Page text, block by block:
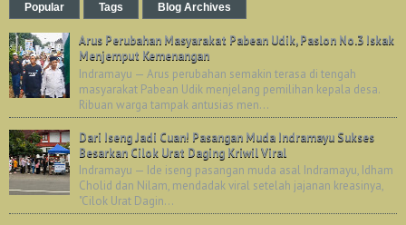
Popular Tags Blog Archives
Arus Perubahan Masyarakat Pabean Udik, Paslon No.3 Iskak
Menjemput Kemenangan
Indramayu — Arus perubahan semakin terasa di tengah
masyarakat Pabean Udik menjelang pemilihan kepala desa.
Ribuan warga tampak antusias men...
Dari Iseng Jadi Cuan! Pasangan Muda Indramayu Sukses
Besarkan Cilok Urat Daging Kriwil Viral
Indramayu — Ide iseng pasangan muda asal Indramayu, Idham
Cholid dan Nilam, mendadak viral setelah jajanan kreasinya,
"Cilok Urat Dagin...